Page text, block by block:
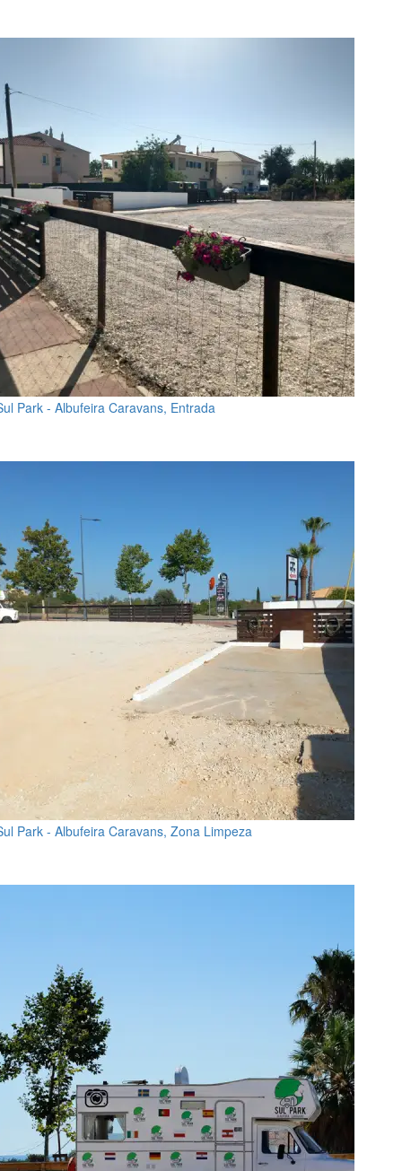
Park - Albufeira Caravans, Entrada
Park - Albufeira Caravans, Zona Limpeza